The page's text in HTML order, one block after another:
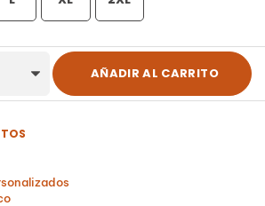
AÑADIR AL CARRITO